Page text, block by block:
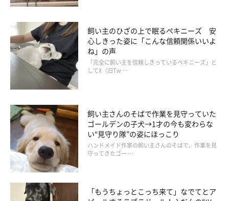
「癒しと幸せをくれる存在」
ご飯を求めている様子のこひなちゃん
飼い主のひざの上で眠るペキニーズ 安
心しきった姿に「こんな信頼関係いいよ
ね」の声
「完全に飼い主を信頼しきっているペキニーズ」と
してX（旧Tw …
飼い主さんのそばで作業を見守っていた
ゴールデンの子犬→1才の今も変わらな
い“見守り隊”の姿にほっこり
ハンドメイド作家の飼い主さんのそばで、作業を見
守ってきたゴー …
「もうちょっとこっち来て」なでてとア